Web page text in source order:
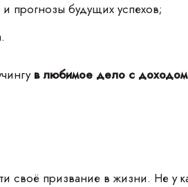
прогнозы будущих успехов;
в любимое дело с
своё призвание в жизни. Не у